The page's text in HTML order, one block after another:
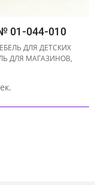
01-044-010
ДЛЯ ДЕТСКИХ
ДЛЯ МАГАЗИНОВ,